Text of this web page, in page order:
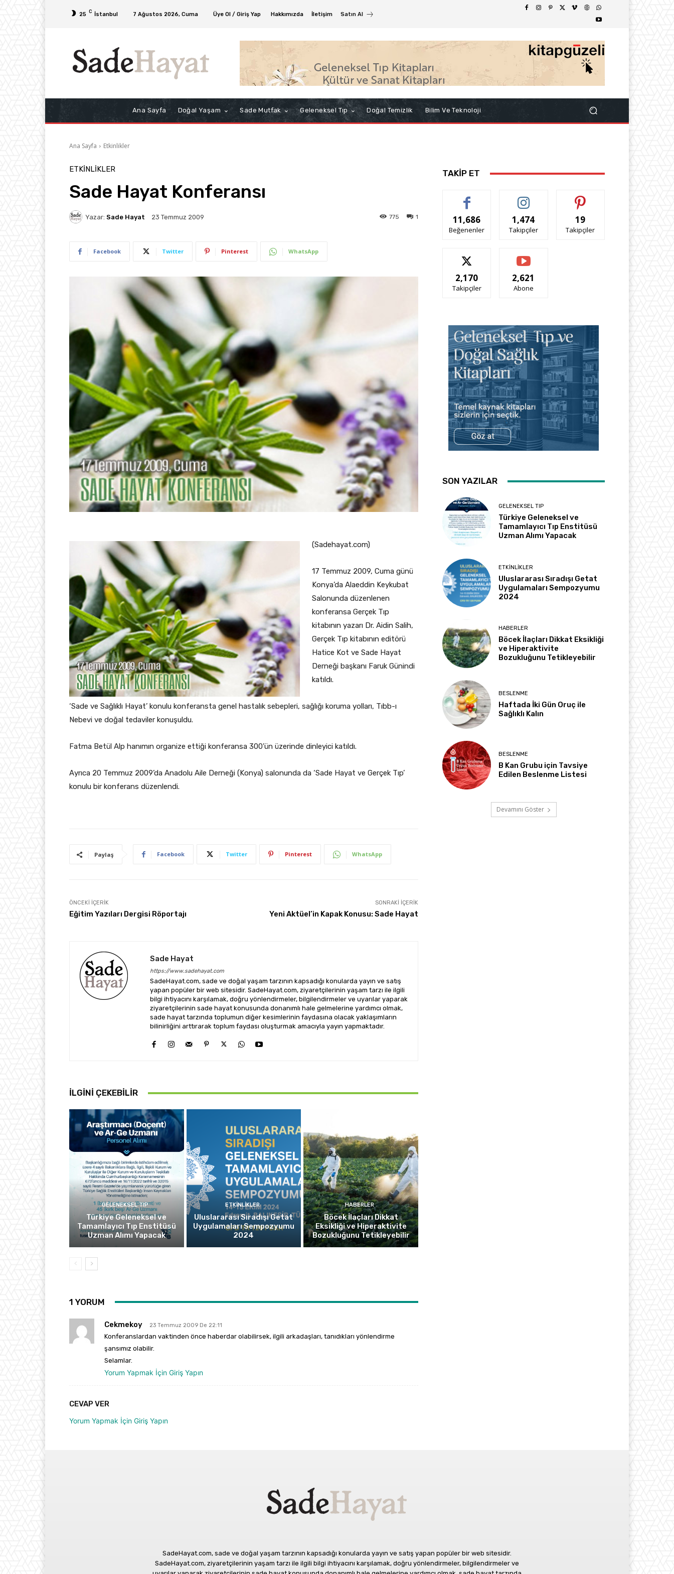
25 C İstanbul 7 Ağustos 2026, Cuma Üye Ol / Giriş Yap Hakkımızda İletişim Satın Al
Ana Sayfa Doğal Yaşam Sade Mutfak Geleneksel Tıp Doğal Temizlik Bilim Ve Teknoloji
Ana Sayfa Etkinlikler
ETKINLIKLER
Sade Hayat Konferansı
Yazar: Sade Hayat 23 Temmuz 2009 1
775
Facebook Twitter Pinterest WhatsApp
(Sadehayat.com)
17 Temmuz 2009, Cuma günü
Konya’da Alaeddin Keykubat
Salonunda düzenlenen
konferansa Gerçek Tıp
kitabının yazarı Dr. Aidin Salih,
Gerçek Tıp kitabının editörü
Hatice Kot ve Sade Hayat
Derneği başkanı Faruk Günindi
katıldı.
‘Sade ve Sağlıklı Hayat’ konulu konferansta genel hastalık sebepleri, sağlığı koruma yolları, Tıbb-ı
Nebevi ve doğal tedaviler konuşuldu.
Fatma Betül Alp hanımın organize ettiği konferansa 300’ün üzerinde dinleyici katıldı.
Ayrıca 20 Temmuz 2009’da Anadolu Aile Derneği (Konya) salonunda da ‘Sade Hayat ve Gerçek Tıp’
konulu bir konferans düzenlendi.
Paylaş Facebook Twitter Pinterest WhatsApp
ÖNCEKI İÇERIK
Eğitim Yazıları Dergisi Röportajı
SONRAKI İÇERIK
Yeni Aktüel’in Kapak Konusu: Sade Hayat
Sade Hayat
https://www.sadehayat.com
SadeHayat.com, sade ve doğal yaşam tarzının kapsadığı konularda yayın ve satış
yapan popüler bir web sitesidir. SadeHayat.com, ziyaretçilerinin yaşam tarzı ile ilgili
bilgi ihtiyacını karşılamak, doğru yönlendirmeler, bilgilendirmeler ve uyarılar yaparak
ziyaretçilerinin sade hayat konusunda donanımlı hale gelmelerine yardımcı olmak,
sade hayat tarzında toplumun diğer kesimlerinin faydasına olacak yaklaşımların
bilinirliğini arttırarak toplum faydası oluşturmak amacıyla yayın yapmaktadır.
İLGINI ÇEKEBILIR
GELENEKSEL TIP
Türkiye Geleneksel ve
Tamamlayıcı Tıp Enstitüsü
Uzman Alımı Yapacak
ETKINLIKLER
Uluslararası Sıradışı Getat
Uygulamaları Sempozyumu
2024
HABERLER
Böcek İlaçları Dikkat
Eksikliği ve Hiperaktivite
Bozukluğunu Tetikleyebilir
1 YORUM
Cekmekoy 23 Temmuz 2009 De 22:11
Konferanslardan vaktinden önce haberdar olabilirsek, ilgili arkadaşları, tanıdıkları yönlendirme
şansımız olabilir.
Selamlar.
Yorum Yapmak İçin Giriş Yapın
CEVAP VER
Yorum Yapmak İçin Giriş Yapın
TAKİP ET
11,686
Beğenenler
1,474
Takipçiler
19
Takipçiler
2,170
Takipçiler
2,621
Abone
SON YAZILAR
GELENEKSEL TIP
Türkiye Geleneksel ve
Tamamlayıcı Tıp Enstitüsü
Uzman Alımı Yapacak
ETKINLIKLER
Uluslararası Sıradışı Getat
Uygulamaları Sempozyumu
2024
HABERLER
Böcek İlaçları Dikkat Eksikliği
ve Hiperaktivite
Bozukluğunu Tetikleyebilir
BESLENME
Haftada İki Gün Oruç ile
Sağlıklı Kalın
BESLENME
B Kan Grubu için Tavsiye
Edilen Beslenme Listesi
Devamını Göster
SadeHayat.com, sade ve doğal yaşam tarzının kapsadığı konularda yayın ve satış yapan popüler bir web sitesidir.
SadeHayat.com, ziyaretçilerinin yaşam tarzı ile ilgili bilgi ihtiyacını karşılamak, doğru yönlendirmeler, bilgilendirmeler ve